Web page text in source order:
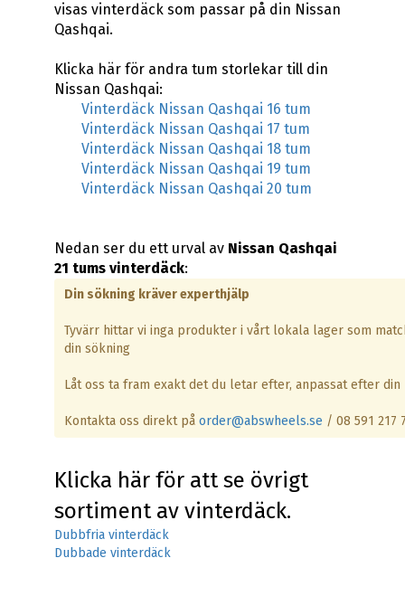
visas vinterdäck som passar på din Nissan
Qashqai.
Klicka här för andra tum storlekar till din
Nissan Qashqai:
Vinterdäck Nissan Qashqai 16 tum
Vinterdäck Nissan Qashqai 17 tum
Vinterdäck Nissan Qashqai 18 tum
Vinterdäck Nissan Qashqai 19 tum
Vinterdäck Nissan Qashqai 20 tum
Nedan ser du ett urval av Nissan Qashqai
21 tums vinterdäck:
Din sökning kräver experthjälp
Tyvärr hittar vi inga produkter i vårt lokala lager som
din sökning
Låt oss ta fram exakt det du letar efter, anpassat efter din
Kontakta oss direkt på order@abswheels.se / 08 591 217
Klicka här för att se övrigt
sortiment av vinterdäck.
Dubbfria vinterdäck
Dubbade vinterdäck